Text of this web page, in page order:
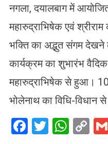
नगला, दयालबाग में
महारुद्राभिषेक एवं
भक्ति का अद्भुत संगम देखने
कार्यक्रम का शुभारंभ
महारुद्राभिषेक से हुआ।
भोलेनाथ का विधि-विधान
Facebook
Twitter